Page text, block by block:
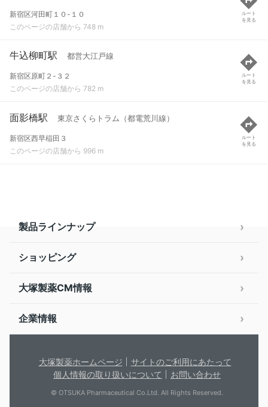
新宿区河田町１０-１０
このページの店舗から 748 m
ルート
を見る
牛込柳町駅 都営大江戸線
新宿区原町２-３２
このページの店舗から 782 m
ルート
を見る
面影橋駅 東京さくらトラム（都電荒川線）
新宿区西早稲田３
このページの店舗から 996 m
ルート
を見る
製品ラインナップ
ショッピング
大塚製薬CM情報
企業情報
大塚製薬ホームページ
サイトのご利用にあたって
個人情報の取り扱いについて
お問い合わせ
© OTSUKA Pharmaceutical Co.Ltd. All Rights Reserved.